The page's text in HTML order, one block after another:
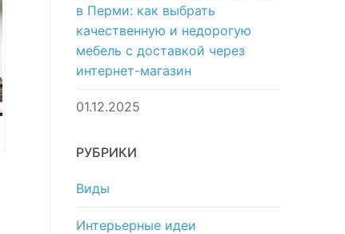
в Перми: как выбрать
качественную и недорогую
мебель с доставкой через
интернет-магазин
01.12.2025
РУБРИКИ
Виды
Интерьерные идеи